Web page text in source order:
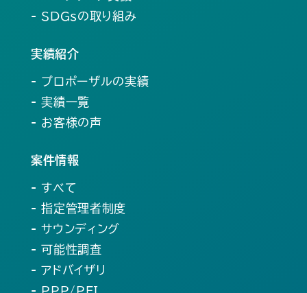
- SDGsの取り組み
実績紹介
- プロポーザルの実績
- 実績一覧
- お客様の声
案件情報
- すべて
- 指定管理者制度
- サウンディング
- 可能性調査
- アドバイザリ